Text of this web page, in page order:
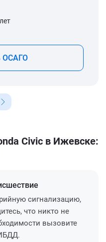
ОСАГО
Civic в Ижевске:
сигнализацию,
что никто не
вызовите